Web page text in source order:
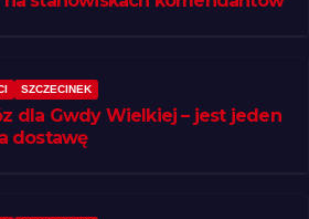
SZCZECINEK
dla Gwdy Wielkiej – jest jeden
dostawę